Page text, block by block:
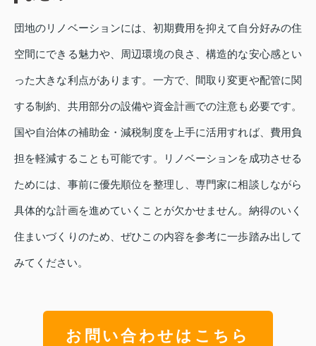
団地のリノベーションには、初期費用を抑えて自分好みの住
空間にできる魅力や、周辺環境の良さ、構造的な安心感とい
った大きな利点があります。一方で、間取り変更や配管に関
する制約、共用部分の設備や資金計画での注意も必要です。
国や自治体の補助金・減税制度を上手に活用すれば、費用負
担を軽減することも可能です。リノベーションを成功させる
ためには、事前に優先順位を整理し、専門家に相談しながら
具体的な計画を進めていくことが欠かせません。納得のいく
住まいづくりのため、ぜひこの内容を参考に一歩踏み出して
みてください。
お問い合わせはこちら